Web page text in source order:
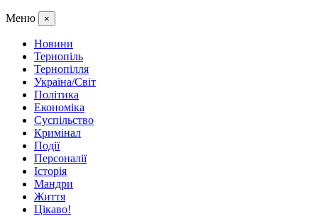
Меню ×
Новини
Тернопіль
Тернопілля
Україна/Світ
Політика
Економіка
Суспільство
Кримінал
Події
Персоналії
Історія
Мандри
Життя
Цікаво!